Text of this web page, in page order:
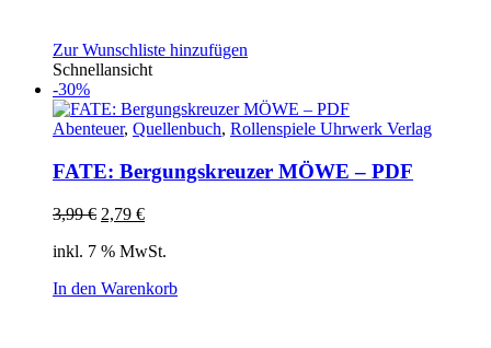
Zur Wunschliste hinzufügen
Schnellansicht
-30%
Abenteuer, Quellenbuch, Rollenspiele Uhrwerk Verlag
FATE: Bergungskreuzer MÖWE – PDF
3,99€ Ursprünglicher
war:
2,79 €Aktueller
ist:
inkl. 7 % MwSt.
In den Warenkorb